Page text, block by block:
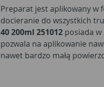
Preparat jest aplikowany w
docieranie do wszystkich
40 200ml 251012 posiada w
pozwala na aplikowanie
nawet bardzo małą